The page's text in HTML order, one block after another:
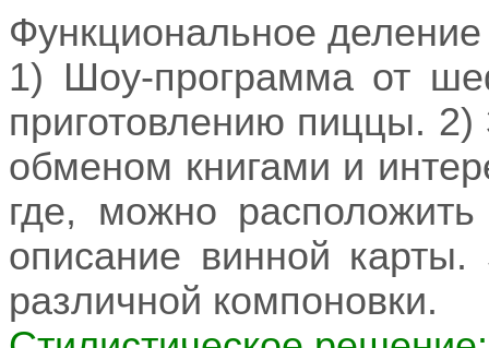
Функциональное
1) Шоу-программа от
приготовлению пиццы.
обменом книгами и
где, можно
описание винной
различной компоновки.